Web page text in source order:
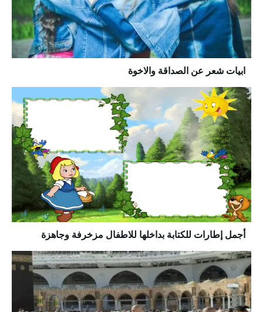
ابيات شعر عن الصداقة والاخوة
أجمل إطارات للكتابة بداخلها للاطفال مزخرفة وجاهزة